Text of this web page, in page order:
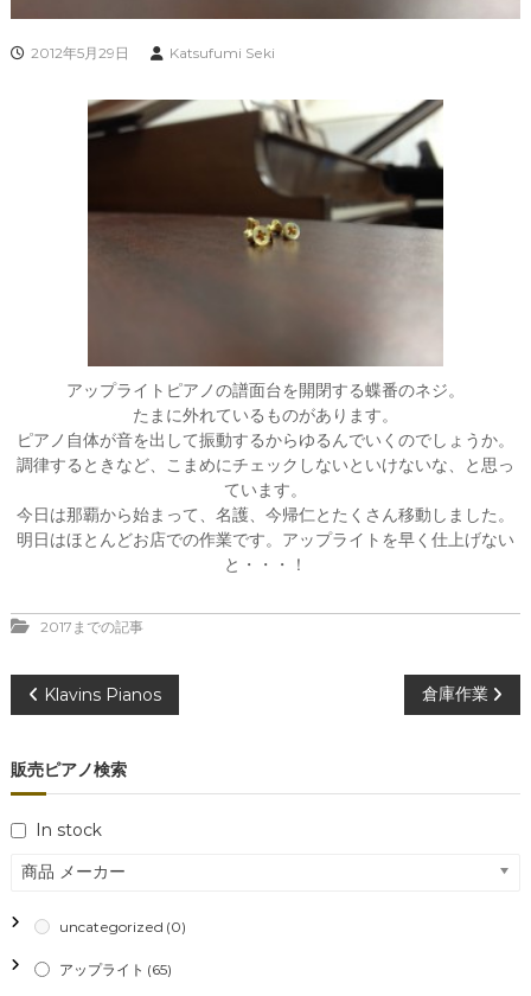
2012年5月29日 Katsufumi Seki
アップライトピアノの譜面台を開閉する蝶番のネジ。
たまに外れているものがあります。
ピアノ自体が音を出して振動するからゆるんでいくのでしょうか。
調律するときなど、こまめにチェックしないといけないな、と思っ
ています。
今日は那覇から始まって、名護、今帰仁とたくさん移動しました。
明日はほとんどお店での作業です。アップライトを早く仕上げない
と・・・！
2017までの記事
投
稿
ナ
ビ
ゲ
ー
Klavins Pianos 倉庫作業
販売ピアノ検索
In stock
商品 メーカー
uncategorized (0)
アップライト (65)